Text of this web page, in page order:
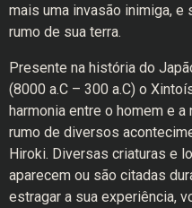
mais uma invasão inimiga, e
rumo de sua terra.
Presente na história do
(8000 a.C – 300 a.C) o
harmonia entre o homem e
rumo de diversos
Hiroki. Diversas criaturas e
aparecem ou são citadas
estragar a sua experiência,